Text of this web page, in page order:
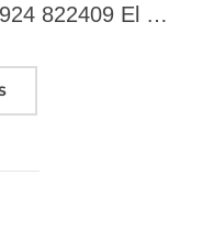
822409 El …
«ADGD0308 –